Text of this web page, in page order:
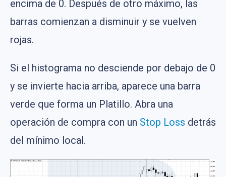
encima de 0. Después de otro máximo, las
barras comienzan a disminuir y se vuelven
rojas.
Si el histograma no desciende por debajo de 0
y se invierte hacia arriba, aparece una barra
verde que forma un Platillo. Abra una
operación de compra con un Stop Loss detrás
del mínimo local.